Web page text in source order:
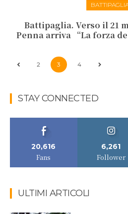
Battipaglia. Verso il 21
Penna arriva “La forza
2 3 4
STAY CONNECTED
20,616
Fans
6,261
Follower
ULTIMI ARTICOLI